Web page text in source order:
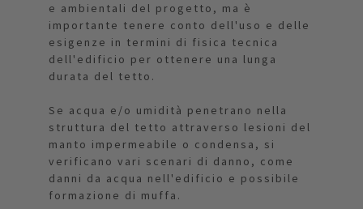
e ambientali del progetto, ma è
importante tenere conto dell'uso e delle
esigenze in termini di fisica tecnica
dell'edificio per ottenere una lunga
durata del tetto.
Se acqua e/o umidità penetrano nella
struttura del tetto attraverso lesioni del
manto impermeabile o condensa, si
verificano vari scenari di danno, come
danni da acqua nell'edificio e possibile
formazione di muffa.